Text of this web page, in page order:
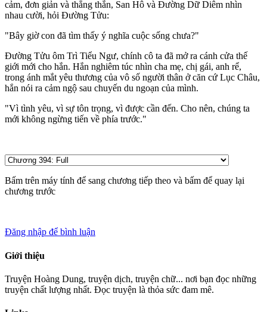
cảm, đơn giản và thẳng thắn, San Hô và Đường Dữ Diêm nhìn
nhau cười, hỏi Đường Tửu:
"Bây giờ con đã tìm thấy ý nghĩa cuộc sống chưa?"
Đường Tửu ôm Trì Tiểu Ngư, chính cô ta đã mở ra cánh cửa thế
giới mới cho hắn. Hắn nghiêm túc nhìn cha mẹ, chị gái, anh rể,
trong ánh mắt yêu thương của vô số người thân ở căn cứ Lục Châu,
hắn nói ra cảm ngộ sau chuyến du ngoạn của mình.
"Vì tình yêu, vì sự tôn trọng, vì được cần đến. Cho nên, chúng ta
mới không ngừng tiến về phía trước."
Bấm trên máy tính để sang chương tiếp theo và bấm để quay lại
chương trước
Đăng nhập để bình luận
Giới thiệu
Truyện Hoàng Dung, truyện dịch, truyện chữ... nơi bạn đọc những
truyện chất lượng nhất. Đọc truyện là thỏa sức đam mê.